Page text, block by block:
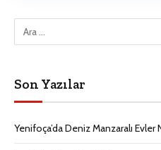
Son Yazılar
Yenifoça’da Deniz Manzaralı Evler